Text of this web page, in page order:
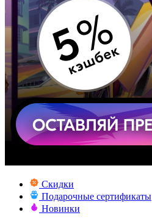
Скидки
Подарочные сертификаты
Новинки